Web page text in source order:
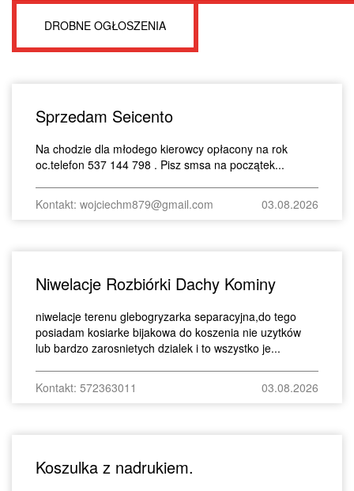
DROBNE OGŁOSZENIA
Sprzedam Seicento
Na chodzie dla młodego kierowcy opłacony na rok
oc.telefon 537 144 798 . Pisz smsa na początek...
Kontakt: wojciechm879@gmail.com 03.08.2026
Niwelacje Rozbiórki Dachy Kominy
niwelacje terenu glebogryzarka separacyjna,do tego
posiadam kosiarke bijakowa do koszenia nie uzytków
lub bardzo zarosnietych dzialek i to wszystko je...
Kontakt: 572363011 03.08.2026
Koszulka z nadrukiem.